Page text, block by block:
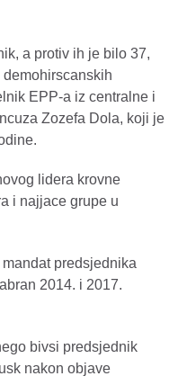
a protiv ih je bilo 37,
EPP-a iz centralne i
Zozefa Dola, koji je
lidera krovne
i najjace grupe u
predsjednika
2014. i 2017.
bivsi predsjednik
nakon objave